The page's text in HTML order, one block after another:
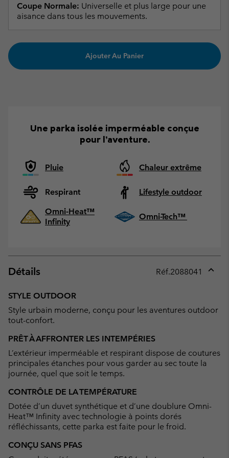
Coupe Normale: Universelle et plus large pour une
aisance dans tous les mouvements.
Ajouter Au Panier
Une parka isolée imperméable conçue
pour l’aventure.
Pluie Chaleur extrême
Respirant
Lifestyle outdoor
Omni-Heat™
Infinity
Omni-Tech™
Détails Réf.2088041
STYLE OUTDOOR
Style urbain moderne, conçu pour les aventures outdoor
tout-confort.
PRÊT À AFFRONTER LES INTEMPÉRIES
L’extérieur imperméable et respirant dispose de coutures
principales étanches pour vous garder au sec toute la
journée, quel que soit le temps.
CONTRÔLE DE LA TEMPÉRATURE
Dotée d’un duvet synthétique et d’une doublure Omni-
Heat™ Infinity avec technologie à points dorés
réfléchissants, cette parka est faite pour le froid.
CONÇU SANS PFAS